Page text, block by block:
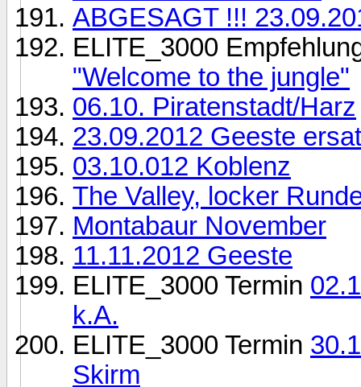
ABGESAGT !!!
ELITE_3000
"Welcome to the jungle"
06.10. Piratenstadt/Harz
23.09.2012 Geeste
03.10.012 Koblenz
The Valley, locker
Montabaur November
11.11.2012 Geeste
ELITE_3000 Termin
k.A.
ELITE_3000 Termin
Skirm